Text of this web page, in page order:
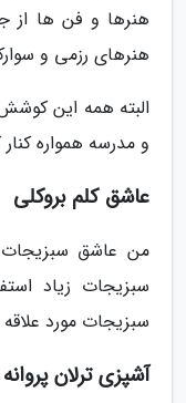
هنرها و فن ها از
هنرهای رزمی و
البته همه این
و مدرسه همواره
عاشق کلم بروکلی
من عاشق
سبزیجات زیاد
سبزیجات مورد
آشپزی ترلان پروانه